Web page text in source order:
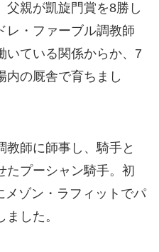
父親が凱旋門賞を8勝し
レ・ファーブル調教師
いている関係からか、7
内の厩舎で育ちまし
教師に師事し、騎手と
たプーシャン騎手。初
メゾン・ラフィットでパ
した。